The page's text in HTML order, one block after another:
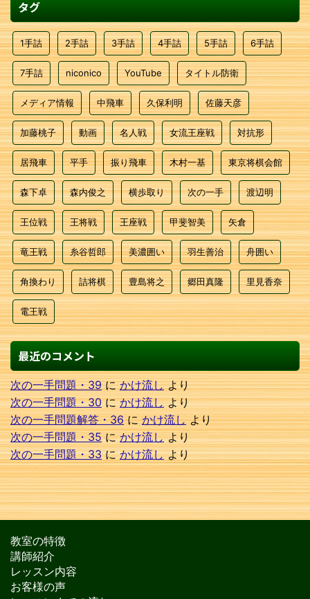
タグ
1手詰 2手詰 3手詰 4手詰 5手詰 6手詰
7手詰 niconico YouTube タイトル防衛
メディア情報 中飛車 久保利明 佐藤天彦
加藤桃子 動画 名人戦 女流王座戦 対抗形
居飛車 平手 振り飛車 木村一基 東京将棋会館
森下卓 森内俊之 横歩取り 次の一手 渡辺明
王位戦 王将戦 王座戦 甲斐智美 矢倉
竜王戦 糸谷哲郎 美濃囲い 羽生善治 舟囲い
角換わり 詰将棋 豊島将之 郷田真隆 里見香奈
電王戦
最近のコメント
次の一手問題・39にかけ流しより
次の一手問題・30にかけ流しより
次の一手問題解答・36にかけ流しより
次の一手問題・35にかけ流しより
次の一手問題・33にかけ流しより
教室の特徴
講師紹介
レッスン内容
お客様の声